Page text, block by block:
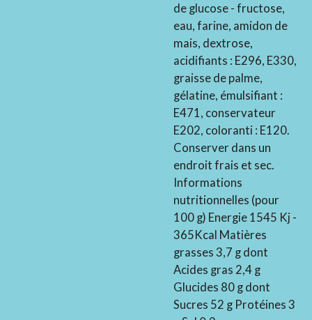
de glucose - fructose,
eau, farine, amidon de
mais, dextrose,
acidifiants : E296, E330,
graisse de palme,
gélatine, émulsifiant :
E471, conservateur
E202, coloranti : E120.
Conserver dans un
endroit frais et sec.
Informations
nutritionnelles (pour
100 g) Energie 1545 Kj -
365Kcal Matières
grasses 3,7 g dont
Acides gras 2,4 g
Glucides 80 g dont
Sucres 52 g Protéines 3